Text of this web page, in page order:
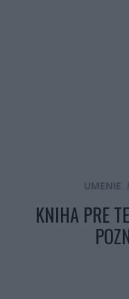
UMENIE
KNIHA PRE